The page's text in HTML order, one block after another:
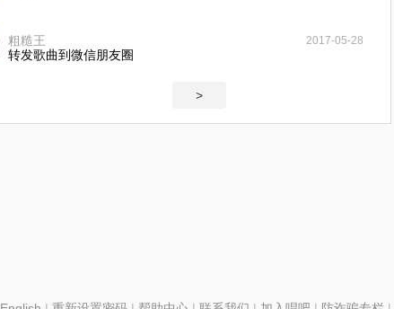
粗糙王 2017-05-28
转发歌曲到微信朋友圈
>